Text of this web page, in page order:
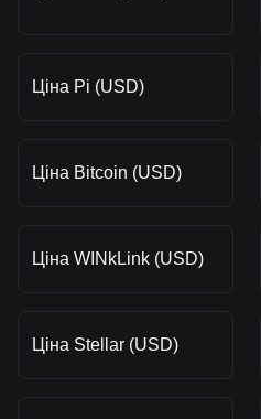
Ціна Pi (USD)
Ціна Bitcoin (USD)
Ціна WINkLink (USD)
Ціна Stellar (USD)